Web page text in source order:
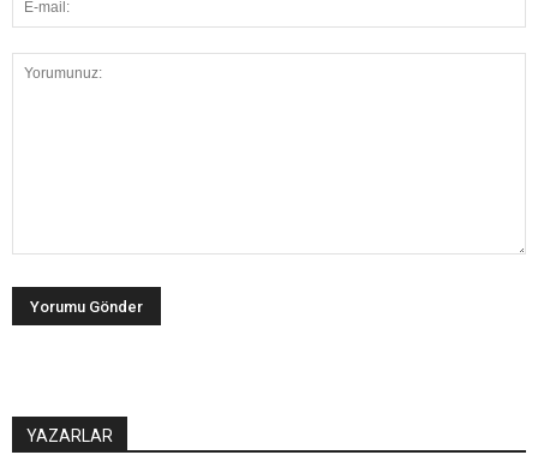
YAZARLAR